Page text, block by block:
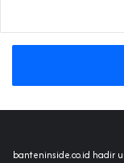
banteninside.co.id hadir